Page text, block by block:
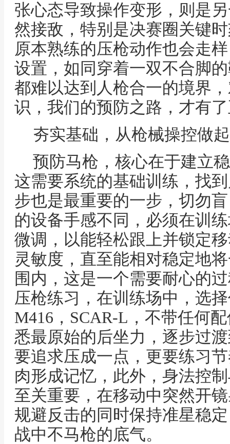
张心态导致操作变形，则是
然接敌，特别是决赛圈关键
原本熟练的压枪动作也会走
设置，如同穿着一双不合脚
都难以达到人枪合一的境界
识，我们的预防之路，才有
夯实基础，从枪械操控做起
预防马枪，核心在于建立
这需要系统的基础训练，找
步也是最重要的一步，切勿
的设备手感不同，必须在训
微调，以能轻松跟上并锁定
灵敏度，直至能相对稳定地
围内，这是一个需要耐心的
压枪练习，在训练场中，选
M416，SCAR-L，不带任何
悉最原始的后坐力，逐步过
要追求压成一点，更要练习
肉形成记忆，此外，身法控
至关重要，在移动中突然开
规避反击的同时保持准星稳
战中不马枪的底气。